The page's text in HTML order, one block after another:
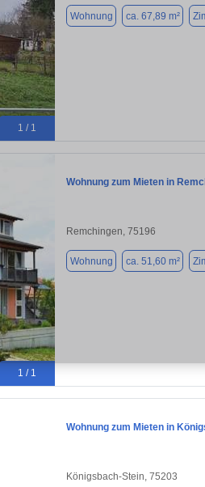
1 / 1
Wohnung ca. 67,89 m²
1 / 1
Wohnung zum Mieten in
Remchingen, 75196
Wohnung ca. 51,60 m²
Wohnung zum Mieten in
Königsbach-Stein, 75203